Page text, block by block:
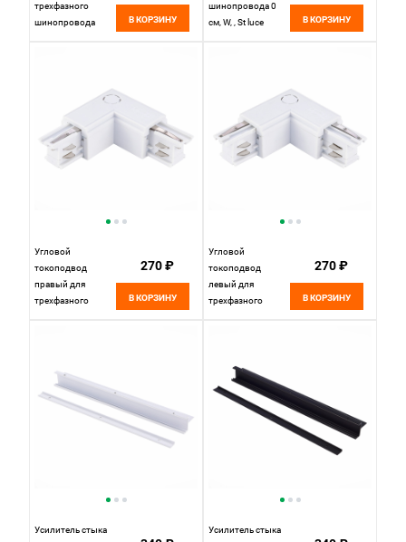
трехфазного
шинопровода
В КОРЗИНУ
шинопровода 0
см, W, , St luce
В КОРЗИНУ
Угловой
токоподвод
правый для
трехфазного
ST030.509.15R
Белый
270 ₽
В КОРЗИНУ
Угловой
токоподвод
левый для
трехфазного
трековая система
ST030.509.15L
Белый
270 ₽
В КОРЗИНУ
Усилитель стыка
Усилитель стыка